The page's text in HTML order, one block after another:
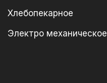
Хлебопекарное
Электро механическое